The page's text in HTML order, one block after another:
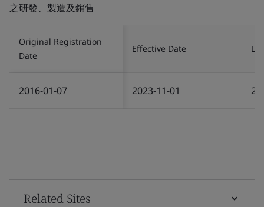
之研發、製造及銷售
Original Registration
Date
Effective Date
2016-01-07 2023-11-01
Related Sites